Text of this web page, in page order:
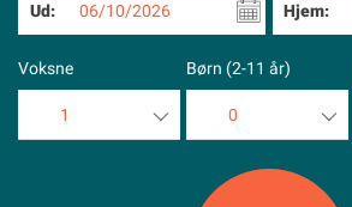
Ud: 06/10/2026 Hjem:
Voksne
1
Børn (2-11 år)
0